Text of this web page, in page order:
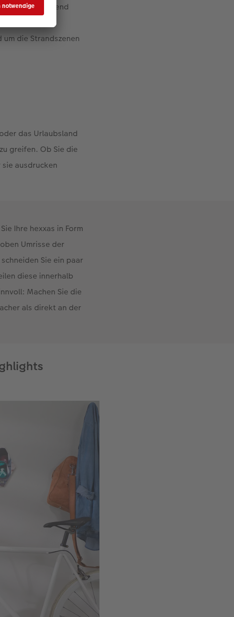
spannend
einen
die Strandszenen
das Urlaubsland
greifen. Ob Sie die
ausdrucken
Ihre hexxas in Form
Umrisse der
Sie ein paar
diese innerhalb
Machen Sie die
als direkt an der